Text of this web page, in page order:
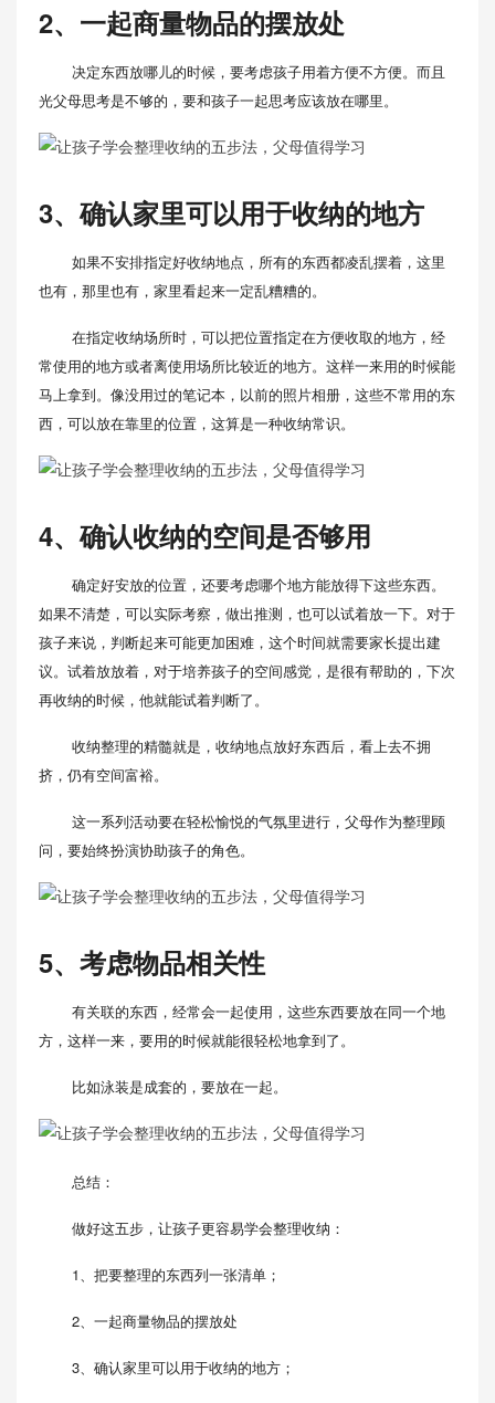
2、一起商量物品的摆放处
决定东西放哪儿的时候，要考虑孩子用着方便不方便。而且
光父母思考是不够的，要和孩子一起思考应该放在哪里。
3、确认家里可以用于收纳的地方
如果不安排指定好收纳地点，所有的东西都凌乱摆着，这里
也有，那里也有，家里看起来一定乱糟糟的。
在指定收纳场所时，可以把位置指定在方便收取的地方，经
常使用的地方或者离使用场所比较近的地方。这样一来用的时候能
马上拿到。像没用过的笔记本，以前的照片相册，这些不常用的东
西，可以放在靠里的位置，这算是一种收纳常识。
4、确认收纳的空间是否够用
确定好安放的位置，还要考虑哪个地方能放得下这些东西。
如果不清楚，可以实际考察，做出推测，也可以试着放一下。对于
孩子来说，判断起来可能更加困难，这个时间就需要家长提出建
议。试着放放着，对于培养孩子的空间感觉，是很有帮助的，下次
再收纳的时候，他就能试着判断了。
收纳整理的精髓就是，收纳地点放好东西后，看上去不拥
挤，仍有空间富裕。
这一系列活动要在轻松愉悦的气氛里进行，父母作为整理顾
问，要始终扮演协助孩子的角色。
5、考虑物品相关性
有关联的东西，经常会一起使用，这些东西要放在同一个地
方，这样一来，要用的时候就能很轻松地拿到了。
比如泳装是成套的，要放在一起。
总结：
做好这五步，让孩子更容易学会整理收纳：
1、把要整理的东西列一张清单；
2、一起商量物品的摆放处
3、确认家里可以用于收纳的地方；